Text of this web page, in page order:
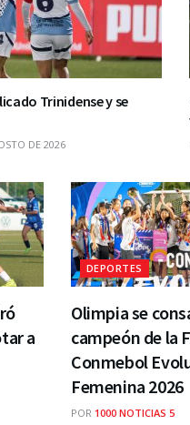
Trinidense y se
DE 2026
a
DEPORTES
Olimpia se
campeón de la
Conmebol
Femenina 2026
POR 1000 NOTICIAS 5